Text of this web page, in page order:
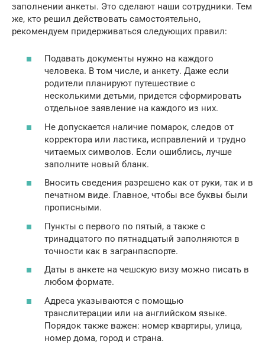
заполнении анкеты. Это сделают наши сотрудники. Тем
же, кто решил действовать самостоятельно,
рекомендуем придерживаться следующих правил:
Подавать документы нужно на каждого
человека. В том числе, и анкету. Даже если
родители планируют путешествие с
несколькими детьми, придется сформировать
отдельное заявление на каждого из них.
Не допускается наличие помарок, следов от
корректора или ластика, исправлений и трудно
читаемых символов. Если ошиблись, лучше
заполните новый бланк.
Вносить сведения разрешено как от руки, так и в
печатном виде. Главное, чтобы все буквы были
прописными.
Пункты с первого по пятый, а также с
тринадцатого по пятнадцатый заполняются в
точности как в загранпаспорте.
Даты в анкете на чешскую визу можно писать в
любом формате.
Адреса указываются с помощью
транслитерации или на английском языке.
Порядок также важен: номер квартиры, улица,
номер дома, город и страна.